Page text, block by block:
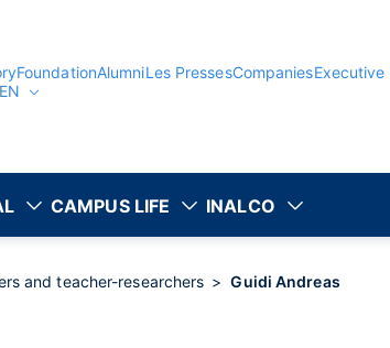
FoundationAlumniLes PressesCompaniesExecutive
EN
CAMPUS LIFE INALCO
and teacher-researchers Guidi Andreas